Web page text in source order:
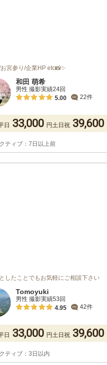
宮参り/企業HP etc📸✨
和田 萌希
男性 撮影実績24回
5.00
22件
日 33,000 円土日祝 39,600
ティブ：7日以上前
したことでもお気軽にご相談下さい
Tomoyuki
男性 撮影実績53回
4.95
42件
日 33,000 円土日祝 39,600
ティブ：3日以内